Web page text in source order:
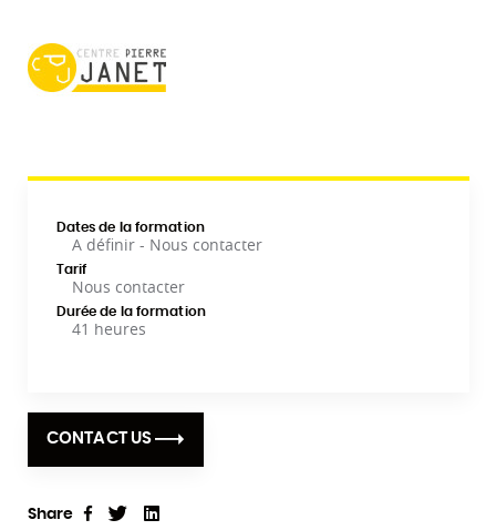
Dates de la formation
A définir - Nous contacter
Tarif
Nous contacter
Durée de la formation
41 heures
CONTACT US
Share ShareTweet